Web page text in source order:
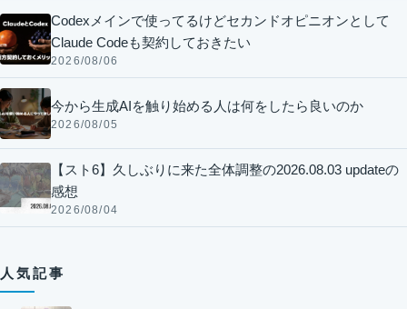
Codexメインで使ってるけどセカンドオピニオンとして
Claude Codeも契約しておきたい
2026/08/06
今から生成AIを触り始める人は何をしたら良いのか
2026/08/05
【スト6】久しぶりに来た全体調整の2026.08.03 updateの
感想
2026/08/04
人気記事